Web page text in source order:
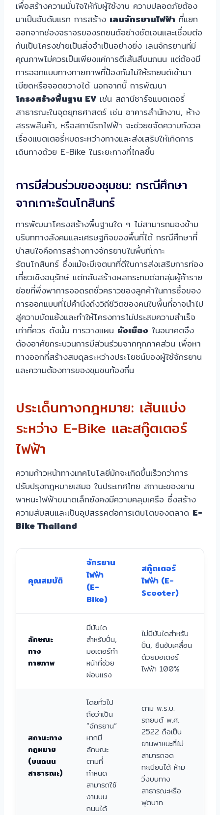
เพื่อสร้างความมั่นใจให้กับผู้ใช้งาน ความปลอดภัยต้อง
มาเป็นอันดับแรก การสร้าง เลนจักรยานไฟฟ้า ที่แยก
ออกจากช่องจราจรของรถยนต์อย่างชัดเจนและเชื่อมต่อ
กันเป็นโครงข่ายเป็นสิ่งจำเป็นอย่างยิ่ง เลนจักรยานที่มี
คุณภาพไม่ควรเป็นเพียงแค่การตีเส้นสีบนถนน แต่ต้องมี
การออกแบบทางกายภาพที่ป้องกันไม่ให้รถยนต์เข้ามา
เบียดหรือจอดขวางได้ นอกจากนี้ การพัฒนา
โครงสร้างพื้นฐาน EVเช่น สถานีชาร์จแบตเตอรี่
สาธารณะในจุดยุทธศาสตร์ เช่น อาคารสำนักงาน, ห้าง
สรรพสินค้า, หรือสถานีรถไฟฟ้า จะช่วยขจัดความกังวล
เรื่องแบตเตอรี่หมดระหว่างทางและส่งเสริมให้เกิดการ
เดินทางด้วย E-Bike ในระยะทางที่ไกลขึ้น
การมีส่วนร่วมของชุมชน: กรณีศึกษา
จากเกาะรัตนโกสินทร์
การพัฒนาโครงสร้างพื้นฐานใด ๆ ไม่สามารถมองข้าม
บริบททางสังคมและเศรษฐกิจของพื้นที่ได้ กรณีศึกษาที่
น่าสนใจคือการสร้างทางจักรยานในพื้นที่เกาะ
รัตนโกสินทร์ ซึ่งแม้จะมีเจตนาที่ดีในการส่งเสริมการท่อง
เที่ยวเชิงอนุรักษ์ แต่กลับสร้างผลกระทบต่อกลุ่มผู้ค้าราย
ย่อยที่พึ่งพาการจอดรถชั่วคราวของลูกค้าในการซื้อของ
การออกแบบที่ไม่คำนึงถึงวิถีชีวิตของคนในพื้นที่อาจนำไป
สู่ความขัดแย้งและทำให้โครงการไม่ประสบความสำเร็จ
เท่าที่ควร ดังนั้น การวางแผน ผังเมือง ในอนาคตจึง
ต้องอาศัยกระบวนการมีส่วนร่วมจากทุกภาคส่วน เพื่อหา
ทางออกที่สร้างสมดุลระหว่างประโยชน์ของผู้ใช้จักรยาน
และความต้องการของชุมชนท้องถิ่น
ประเด็นทางกฎหมาย: เส้นแบ่ง
ระหว่าง E-Bike และสกู๊ตเตอร์
ไฟฟ้า
ความก้าวหน้าทางเทคโนโลยีมักจะเกิดขึ้นเร็วกว่าการ
ปรับปรุงกฎหมายเสมอ ในประเทศไทย สถานะของยาน
พาหนะไฟฟ้าขนาดเล็กยังคงมีความคลุมเครือ ซึ่งสร้าง
ความสับสนและเป็นอุปสรรคต่อการเติบโตของตลาด E-
Bike Thailand
คุณสมบัติ
จักรยาน
ไฟฟ้า
(E-
Bike)
สกู๊ตเตอร์
ไฟฟ้า (E-
Scooter)
ลักษณะ
ทาง
กายภาพ
มีบันได
สำหรับปั่น,
มอเตอร์ทำ
หน้าที่ช่วย
ผ่อนแรง
ไม่มีบันไดสำหรับ
ปั่น, ยืนขับเคลื่อน
ด้วยมอเตอร์
ไฟฟ้า 100%
สถานะทาง
กฎหมาย
(บนถนน
สาธารณะ)
โดยทั่วไป
ถือว่าเป็น
“จักรยาน”
หากมี
ลักษณะ
ตามที่
กำหนด
สามารถใช้
งานบน
ถนนได้
ตาม พ.ร.บ.
รถยนต์ พ.ศ.
2522 ถือเป็น
ยานพาหนะที่ไม่
สามารถจด
ทะเบียนได้ ห้าม
วิ่งบนทาง
สาธารณะหรือ
ฟุตบาท